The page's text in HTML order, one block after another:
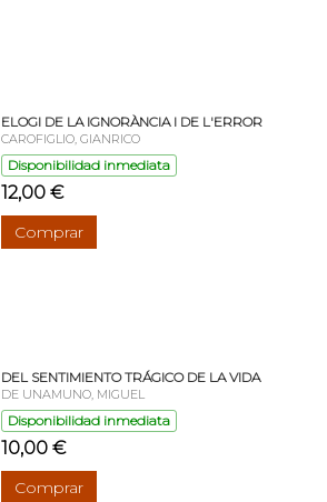
ELOGI DE LA IGNORÀNCIA I DE L'ERROR
CAROFIGLIO, GIANRICO
Disponibilidad inmediata
12,00 €
Comprar
DEL SENTIMIENTO TRÁGICO DE LA VIDA
DE UNAMUNO, MIGUEL
Disponibilidad inmediata
10,00 €
Comprar